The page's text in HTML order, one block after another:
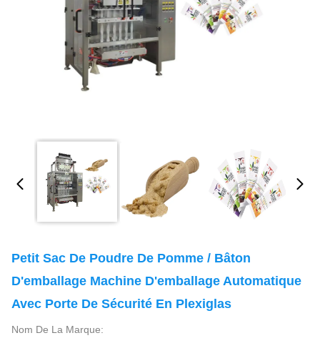
Petit Sac De Poudre De Pomme / Bâton
D'emballage Machine D'emballage Automatique
Avec Porte De Sécurité En Plexiglas
Nom De La Marque: